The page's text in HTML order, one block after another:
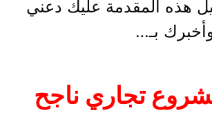
هذه المقدمة عليك دعني
بـ…
تجاري ناجح